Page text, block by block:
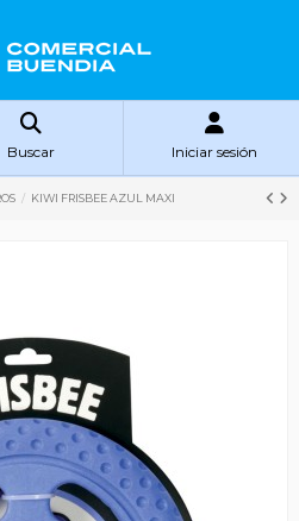
Buscar Iniciar sesión
KIWI FRISBEE AZUL MAXI